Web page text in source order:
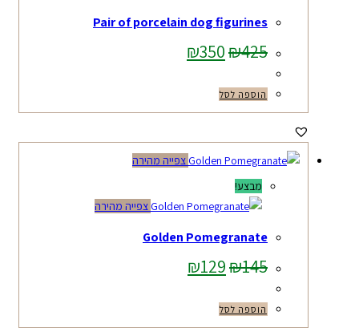
Pair of porcelain dog figurines
₪425 המחיר
המקורי
היה:
₪425.
₪350
הנוכחי
הוספה לסל
צפייה מהירה
מבצע!
צפייה מהירה
Golden Pomegranate
₪145 המחיר
המקורי
היה:
₪145.
₪129
הנוכחי
הוספה לסל